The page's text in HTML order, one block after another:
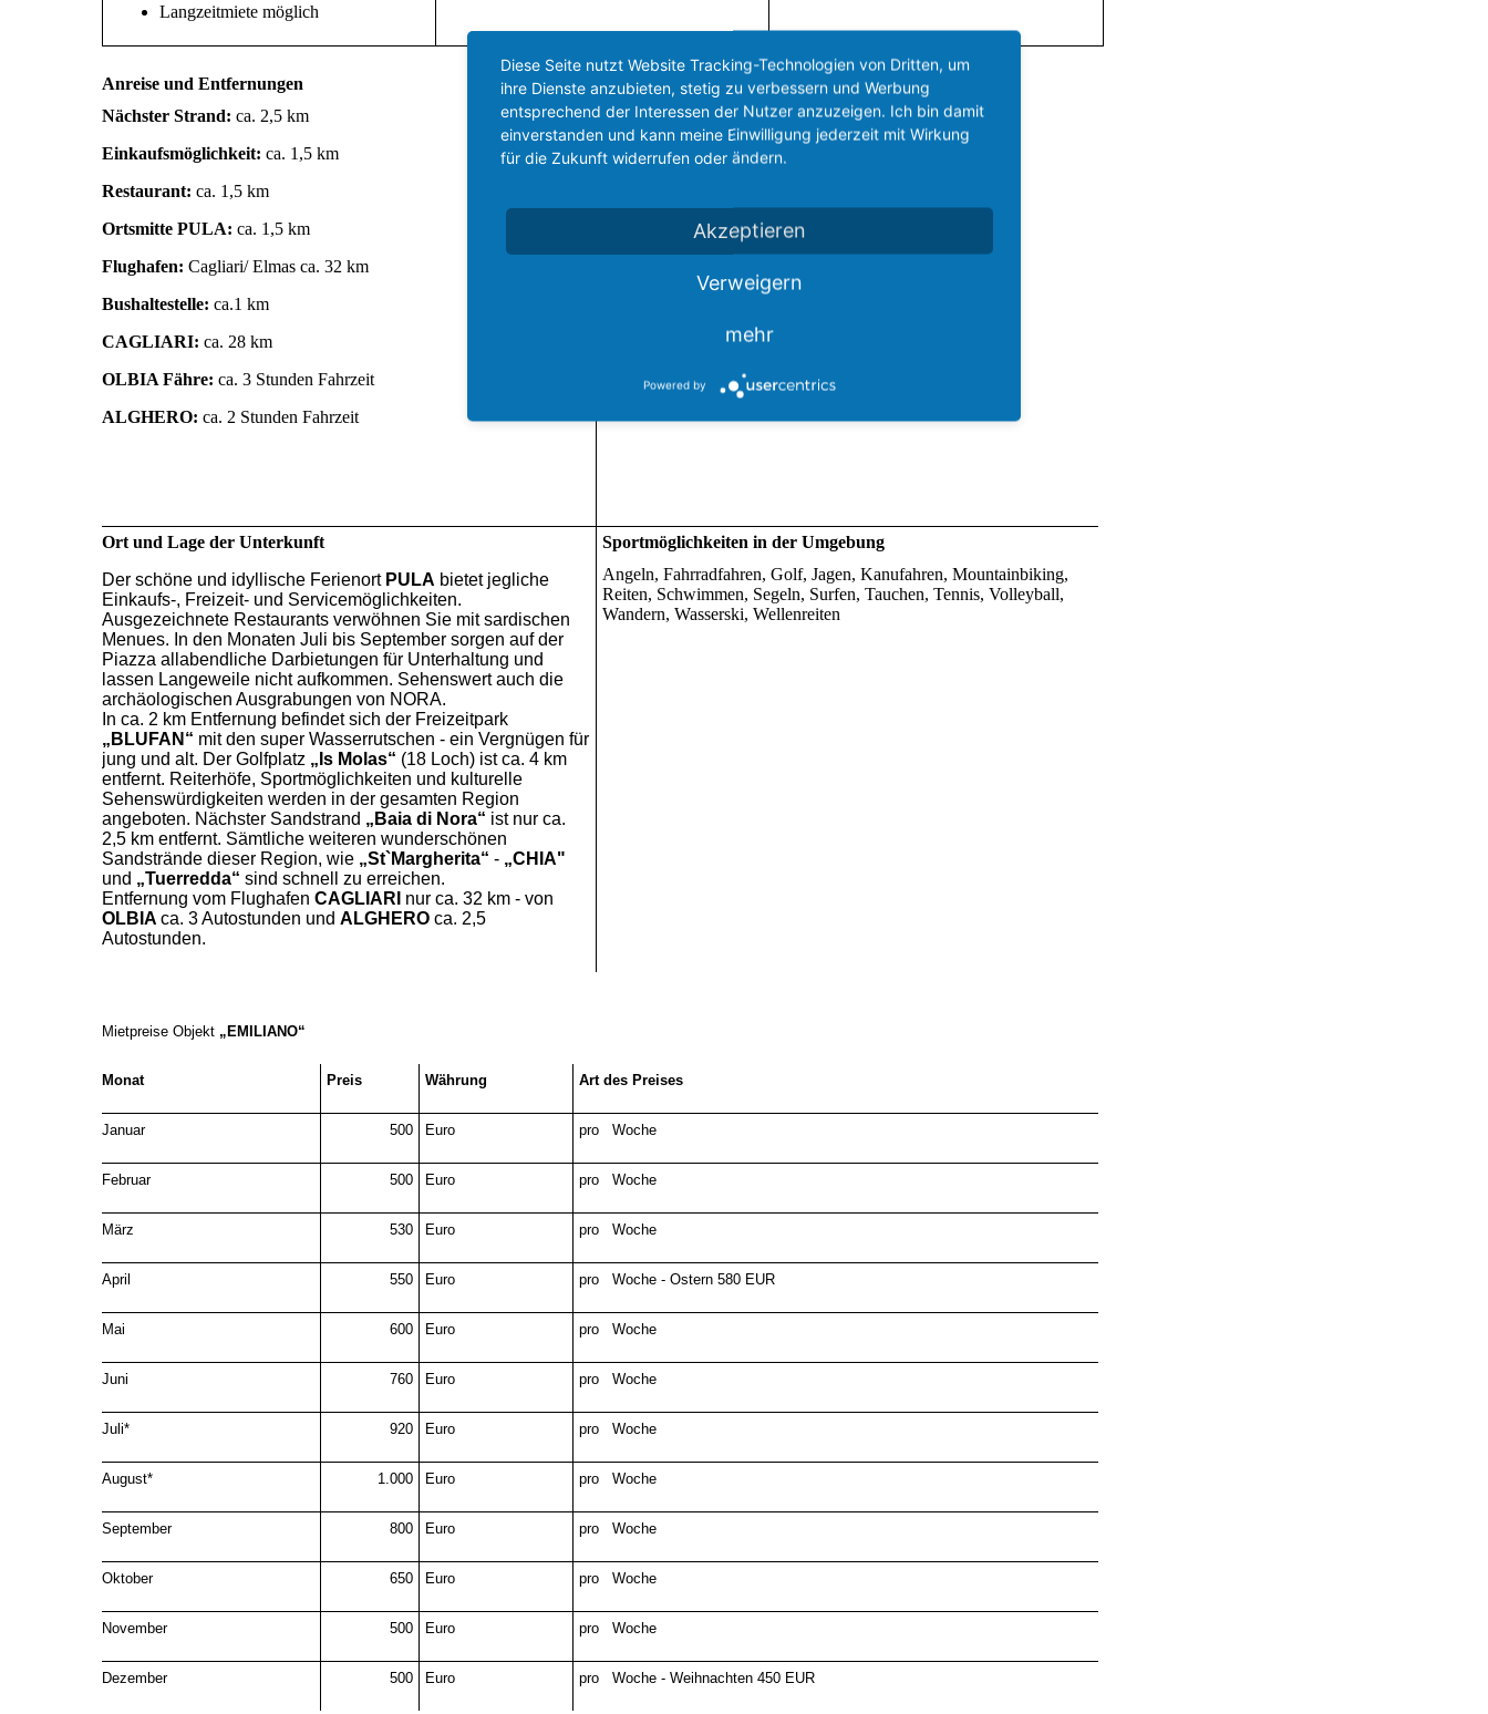
Langzeitmiete möglich
Anreise und Entfernungen
Nächster Strand: ca. 2,5 km
Einkaufsmöglichkeit: ca. 1,5 km
Restaurant: ca. 1,5 km
Ortsmitte PULA: ca. 1,5 km
Flughafen: Cagliari/ Elmas ca. 32 km
Bushaltestelle: ca.1 km
CAGLIARI: ca. 28 km
OLBIA Fähre: ca. 3 Stunden Fahrzeit
ALGHERO: ca. 2 Stunden Fahrzeit
Ort und Lage der Unterkunft
Der schöne und idyllische Ferienort PULA bietet jegliche
Einkaufs-, Freizeit- und Servicemöglichkeiten.
Ausgezeichnete Restaurants verwöhnen Sie mit sardischen
Menues. In den Monaten Juli bis September sorgen auf der
Piazza allabendliche Darbietungen für Unterhaltung und
lassen Langeweile nicht aufkommen. Sehenswert auch die
archäologischen Ausgrabungen von NORA.
In ca. 2 km Entfernung befindet sich der Freizeitpark
„BLUFAN“ mit den super Wasserrutschen - ein Vergnügen für
jung und alt. Der Golfplatz „Is Molas“ (18 Loch) ist ca. 4 km
entfernt. Reiterhöfe, Sportmöglichkeiten und kulturelle
Sehenswürdigkeiten werden in der gesamten Region
angeboten. Nächster Sandstrand „Baia di Nora“ ist nur ca.
2,5 km entfernt. Sämtliche weiteren wunderschönen
Sandstrände dieser Region, wie „St`Margherita“ - „CHIA"
und „Tuerredda“ sind schnell zu erreichen.
Entfernung vom Flughafen CAGLIARI nur ca. 32 km - von
OLBIA ca. 3 Autostunden und ALGHERO ca. 2,5
Autostunden.
Sportmöglichkeiten in der Umgebung
Angeln, Fahrradfahren, Golf, Jagen, Kanufahren, Mountainbiking,
Reiten, Schwimmen, Segeln, Surfen, Tauchen, Tennis, Volleyball,
Wandern, Wasserski, Wellenreiten
Mietpreise Objekt „EMILIANO“
Monat Preis Währung Art des Preises
Januar 500 Euro pro Woche
Februar 500 Euro pro Woche
März 530 Euro pro Woche
April 550 Euro pro Woche - Ostern 580 EUR
Mai 600 Euro pro Woche
Juni 760 Euro pro Woche
Juli* 920 Euro pro Woche
August* 1.000 Euro pro Woche
September 800 Euro pro Woche
Oktober 650 Euro pro Woche
November 500 Euro pro Woche
Dezember 500 Euro pro Woche - Weihnachten 450 EUR
Diese Seite nutzt Website Tracking-Technologien von Dritten, um
ihre Dienste anzubieten, stetig zu verbessern und Werbung
entsprechend der Interessen der Nutzer anzuzeigen. Ich bin damit
einverstanden und kann meine Einwilligung jederzeit mit Wirkung
für die Zukunft widerrufen oder ändern.
Akzeptieren
Verweigern
mehr
Powered by